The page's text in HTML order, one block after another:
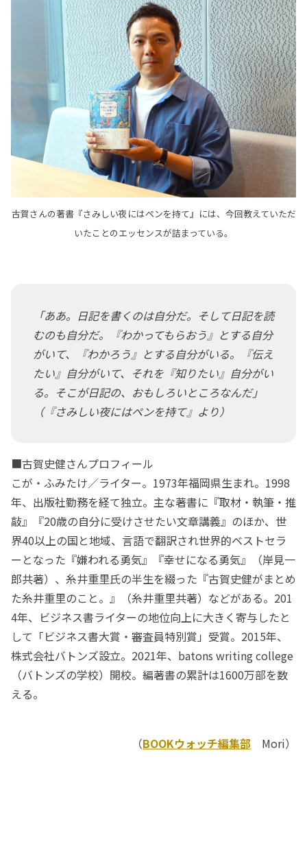
古賀さんの著書『さみしい夜にはペンを持て』には、今回教えていただ
いたことのエッセンスが詰まっている。
「ああ。日記を書くのは自分だ。そして日記を読
むのも自分だ。『わかってもらおう』とする自分
がいて、『わかろう』とする自分がいる。『伝え
たい』自分がいて、それを『知りたい』自分がい
る。そこが日記の、おもしろいところなんだ」
（『さみしい夜にはペンを持て』より）
■古賀史健さんプロフィール
こが・ふみたけ／ライター。1973年福岡県生まれ。1998
年、出版社勤務を経て独立。主な著書に『取材・執筆・推
敲』『20歳の自分に受けさせたい文章講義』のほか、世
界40以上の国と地域、言語で翻訳され世界的ベストセラ
ーとなった『嫌われる勇気』『幸せになる勇気』（岸見一
郎共著）、糸井重里氏の半生を綴った『古賀史健がまとめ
た糸井重里のこと。』（糸井重里共著）などがある。201
4年、ビジネス書ライターの地位向上に大きく寄与したと
して「ビジネス書大賞・審査員特別賞」受賞。2015年、
株式会社バトンズ設立。2021年、batons writing college
（バトンズの学校）開校。編著書の累計は1600万部を数
える。
（BOOKウォッチ編集部 Mori）